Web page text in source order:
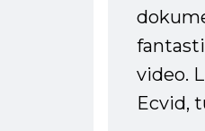
video.
Ecvid,